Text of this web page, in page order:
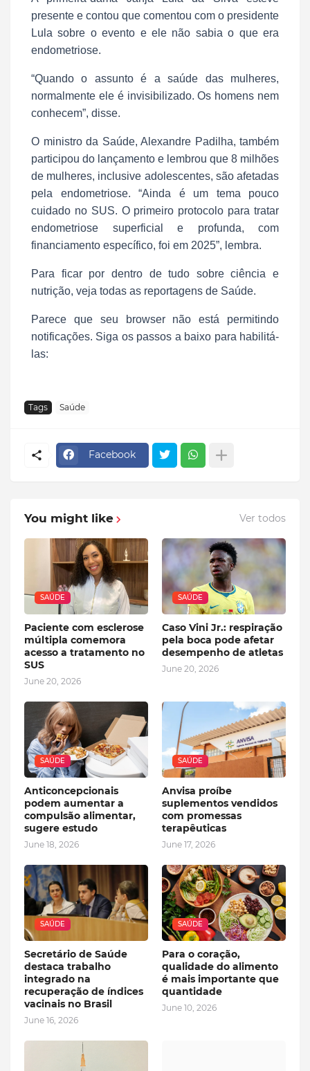
presente e contou que comentou com o presidente
Lula sobre o evento e ele não sabia o que era
endometriose.
“Quando o assunto é a saúde das mulheres,
normalmente ele é invisibilizado. Os homens nem
conhecem”, disse.
O ministro da Saúde, Alexandre Padilha, também
participou do lançamento e lembrou que 8 milhões
de mulheres, inclusive adolescentes, são afetadas
pela endometriose. “Ainda é um tema pouco
cuidado no SUS. O primeiro protocolo para tratar
endometriose superficial e profunda, com
financiamento específico, foi em 2025”, lembra.
Para ficar por dentro de tudo sobre ciência e
nutrição, veja todas as reportagens de Saúde.
Parece que seu browser não está permitindo
notificações. Siga os passos a baixo para habilitá-
las:
Tags Saúde
Facebook
You might like Ver todos
SAÚDE
Paciente com esclerose
múltipla comemora
acesso a tratamento no
SUS
June 20, 2026
SAÚDE
Caso Vini Jr.: respiração
pela boca pode afetar
desempenho de atletas
June 20, 2026
SAÚDE
Anticoncepcionais
podem aumentar a
compulsão alimentar,
sugere estudo
June 18, 2026
SAÚDE
Anvisa proíbe
suplementos vendidos
com promessas
terapêuticas
June 17, 2026
SAÚDE
Secretário de Saúde
destaca trabalho
integrado na
recuperação de índices
vacinais no Brasil
June 16, 2026
SAÚDE
Para o coração,
qualidade do alimento
é mais importante que
quantidade
June 10, 2026